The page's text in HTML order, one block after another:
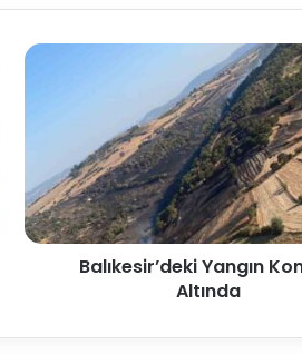
Balıkesir’deki Yangın
Altında